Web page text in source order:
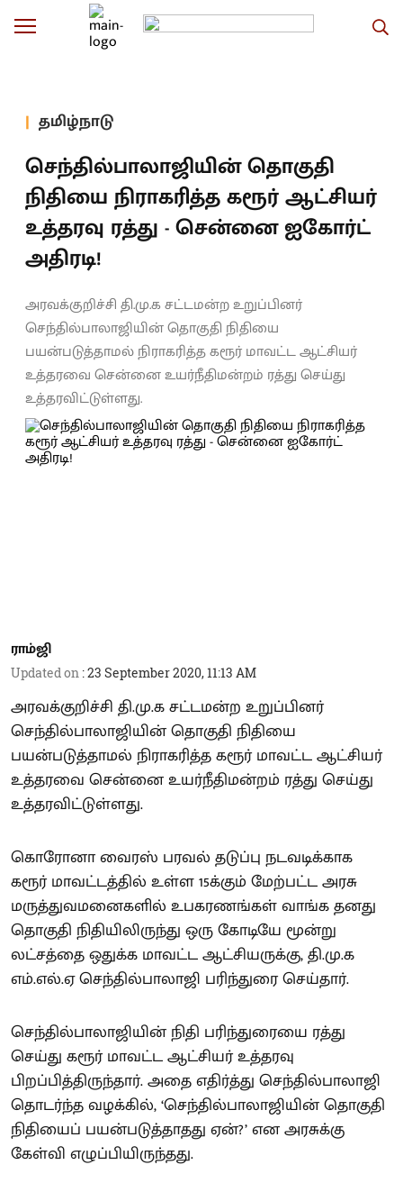
தமிழ்நாடு
செந்தில்பாலாஜியின் தொகுதி
நிதியை நிராகரித்த கரூர் ஆட்சியர்
உத்தரவு ரத்து - சென்னை ஐகோர்ட்
அதிரடி!
அரவக்குறிச்சி தி.மு.க சட்டமன்ற உறுப்பினர்
செந்தில்பாலாஜியின் தொகுதி நிதியை
பயன்படுத்தாமல் நிராகரித்த கரூர் மாவட்ட ஆட்சியர்
உத்தரவை சென்னை உயர்நீதிமன்றம் ரத்து செய்து
உத்தரவிட்டுள்ளது.
ராம்ஜி
Updated on :23 September 2020, 11:13 AM
அரவக்குறிச்சி தி.மு.க சட்டமன்ற உறுப்பினர்
செந்தில்பாலாஜியின் தொகுதி நிதியை
பயன்படுத்தாமல் நிராகரித்த கரூர் மாவட்ட ஆட்சியர்
உத்தரவை சென்னை உயர்நீதிமன்றம் ரத்து செய்து
உத்தரவிட்டுள்ளது.
கொரோனா வைரஸ் பரவல் தடுப்பு நடவடிக்காக
கரூர் மாவட்டத்தில் உள்ள 15க்கும் மேற்பட்ட அரசு
மருத்துவமனைகளில் உபகரணங்கள் வாங்க தனது
தொகுதி நிதியிலிருந்து ஒரு கோடியே மூன்று
லட்சத்தை ஒதுக்க மாவட்ட ஆட்சியருக்கு, தி.மு.க
எம்.எல்.ஏ செந்தில்பாலாஜி பரிந்துரை செய்தார்.
செந்தில்பாலாஜியின் நிதி பரிந்துரையை ரத்து
செய்து கரூர் மாவட்ட ஆட்சியர் உத்தரவு
பிறப்பித்திருந்தார். அதை எதிர்த்து செந்தில்பாலாஜி
தொடர்ந்த வழக்கில், ‘செந்தில்பாலாஜியின் தொகுதி
நிதியைப் பயன்படுத்தாதது ஏன்?’ என அரசுக்கு
கேள்வி எழுப்பியிருந்தது.